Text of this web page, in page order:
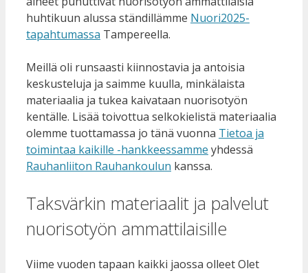
huhtikuun alussa ständillämme Nuori2025-
tapahtumassa Tampereella.
Meillä oli runsaasti kiinnostavia ja antoisia
keskusteluja ja saimme kuulla, minkälaista
materiaalia ja tukea kaivataan nuorisotyön
kentälle. Lisää toivottua selkokielistä materiaalia
olemme tuottamassa jo tänä vuonna Tietoa ja
toimintaa kaikille -hankkeessamme yhdessä
Rauhanliiton Rauhankoulun kanssa.
Taksvärkin materiaalit ja palvelut
nuorisotyön ammattilaisille
Viime vuoden tapaan kaikki jaossa olleet Olet